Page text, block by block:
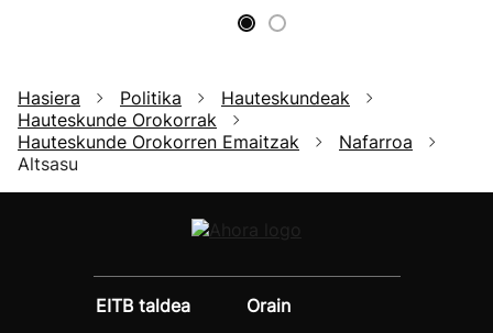
Hasiera Politika
Hauteskundeak
Hauteskunde Orokorrak
Hauteskunde Orokorren Emaitzak
Nafarroa
Altsasu
EITB taldea
Orain